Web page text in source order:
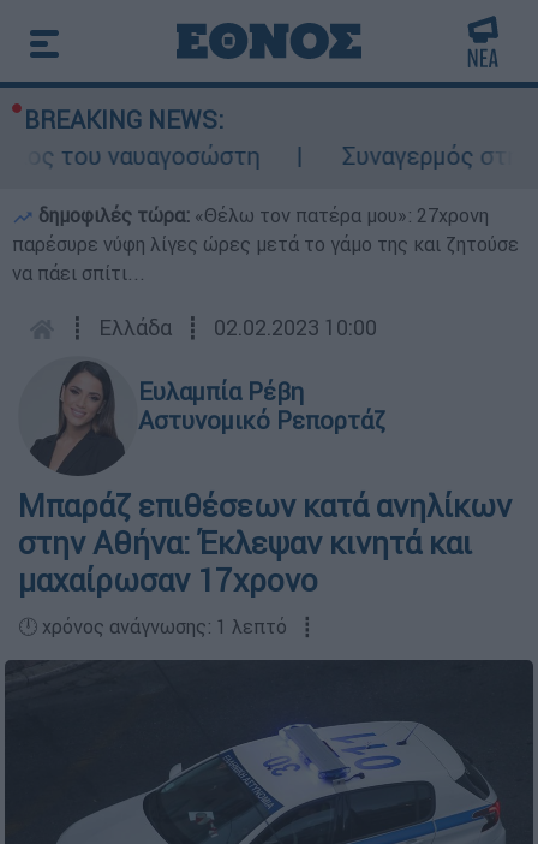
BREAKING NEWS:
του ναυαγοσώστη
Συναγερμός στην
δημοφιλές τώρα: «Θέλω τον πατέρα μου»: 27χρονη
παρέσυρε νύφη λίγες ώρες μετά το γάμο της και ζητούσε
να πάει σπίτι...
┋ Ελλάδα ┋ 02.02.2023 10:00
Ευλαμπία Ρέβη
Αστυνομικό Ρεπορτάζ
Μπαράζ επιθέσεων κατά ανηλίκων
στην Αθήνα: Έκλεψαν κινητά και
μαχαίρωσαν 17χρονο
🕛 χρόνος ανάγνωσης: 1 λεπτό ┋